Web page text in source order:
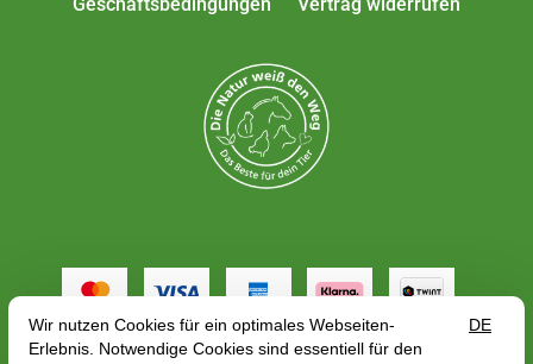
Geschäftsbedingungen
Vertrag widerrufen